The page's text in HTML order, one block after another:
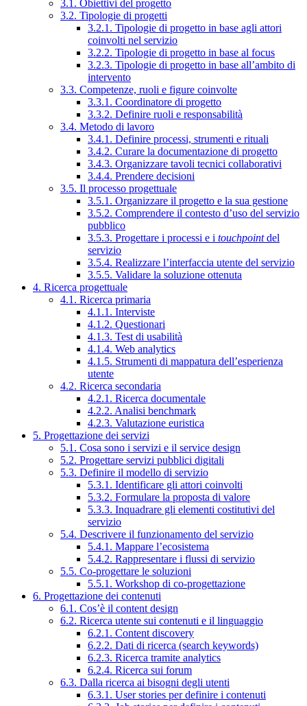
3.1. Obiettivi del progetto
3.2. Tipologie di progetti
3.2.1. Tipologie di progetto in base agli attori
coinvolti nel servizio
3.2.2. Tipologie di progetto in base al focus
3.2.3. Tipologie di progetto in base all’ambito di
intervento
3.3. Competenze, ruoli e figure coinvolte
3.3.1. Coordinatore di progetto
3.3.2. Definire ruoli e responsabilità
3.4. Metodo di lavoro
3.4.1. Definire processi, strumenti e rituali
3.4.2. Curare la documentazione di progetto
3.4.3. Organizzare tavoli tecnici collaborativi
3.4.4. Prendere decisioni
3.5. Il processo progettuale
3.5.1. Organizzare il progetto e la sua gestione
3.5.2. Comprendere il contesto d’uso del servizio
pubblico
3.5.3. Progettare i processi e i touchpointdel
servizio
3.5.4. Realizzare l’interfaccia utente del servizio
3.5.5. Validare la soluzione ottenuta
4. Ricerca progettuale
4.1. Ricerca primaria
4.1.1. Interviste
4.1.2. Questionari
4.1.3. Test di usabilità
4.1.4. Web analytics
4.1.5. Strumenti di mappatura dell’esperienza
utente
4.2. Ricerca secondaria
4.2.1. Ricerca documentale
4.2.2. Analisi benchmark
4.2.3. Valutazione euristica
5. Progettazione dei servizi
5.1. Cosa sono i servizi e il service design
5.2. Progettare servizi pubblici digitali
5.3. Definire il modello di servizio
5.3.1. Identificare gli attori coinvolti
5.3.2. Formulare la proposta di valore
5.3.3. Inquadrare gli elementi costitutivi del
servizio
5.4. Descrivere il funzionamento del servizio
5.4.1. Mappare l’ecosistema
5.4.2. Rappresentare i flussi di servizio
5.5. Co-progettare le soluzioni
5.5.1. Workshop di co-progettazione
6. Progettazione dei contenuti
6.1. Cos’è il content design
6.2. Ricerca utente sui contenuti e il linguaggio
6.2.1. Content discovery
6.2.2. Dati di ricerca (search keywords)
6.2.3. Ricerca tramite analytics
6.2.4. Ricerca sui forum
6.3. Dalla ricerca ai bisogni degli utenti
6.3.1. User stories per definire i contenuti